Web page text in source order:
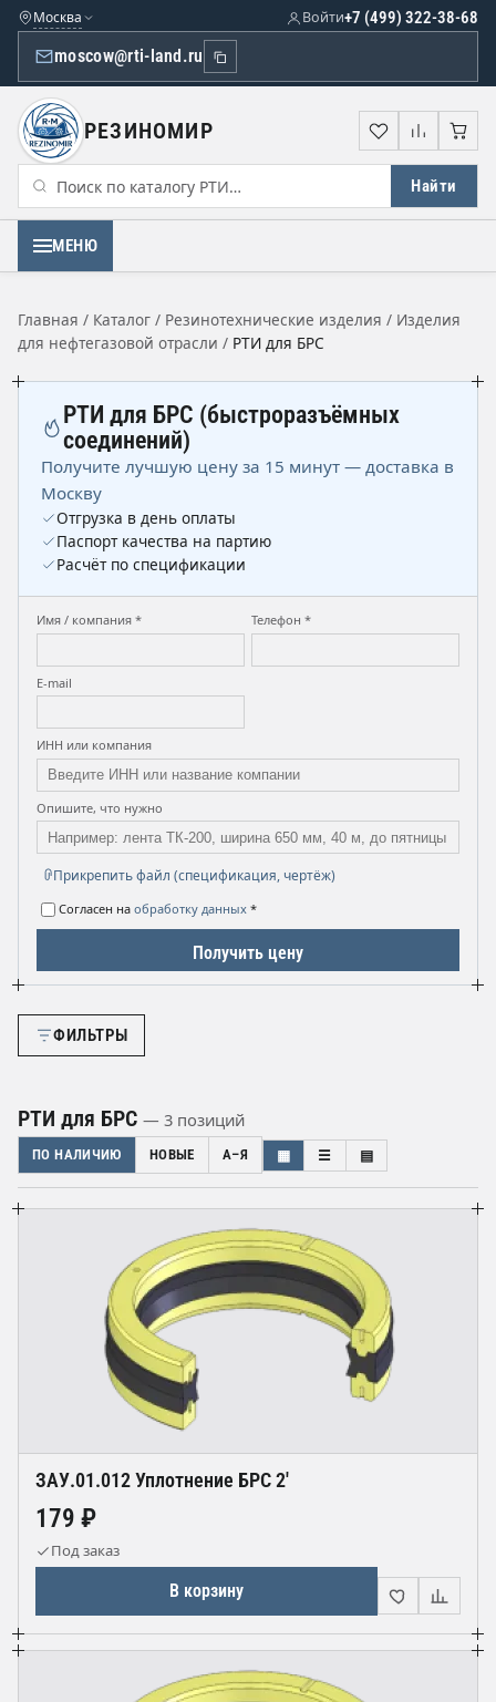
Москва
moscow@rti-land.ru
+7 (499) 322-38-68
Войти
РЕЗИНОМИР
Найти
Избранное
МЕНЮ
Главная / Каталог / Резинотехнические изделия / Изделия
для нефтегазовой отрасли / РТИ для БРС
РТИ для БРС (быстроразъёмных
соединений)
Получите лучшую цену за 15 минут — доставка в
Москву
Отгрузка в день оплаты
Паспорт качества на партию
Расчёт по спецификации
Имя / компания * Телефон *
E-mail
ИНН или компания
Опишите, что нужно
Прикрепить файл (спецификация, чертёж)
Согласен на обработку данных *
Получить цену
ФИЛЬТРЫ
РТИ для БРС — 3 позиций
ПО НАЛИЧИЮ НОВЫЕ А–Я ▦ ☰ ▤
ЗАУ.01.012 Уплотнение БРС 2'
179 ₽
Под заказ
В корзину